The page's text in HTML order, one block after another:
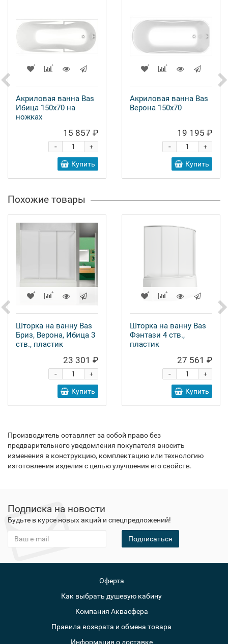
Акриловая ванна Bas
Ибица 150x70 на
ножках
15 857 ₽
+
-
Купить
Акриловая ванна Bas
Верона 150x70
19 195 ₽
+
-
Купить
Похожие товары
Шторка на ванну Bas
Бриз, Верона, Ибица 3
ств., пластик
23 301 ₽
+
-
Купить
Шторка на ванну Bas
Фэнтази 4 ств.,
пластик
27 561 ₽
+
-
Купить
Производитель оставляет за собой право без
предварительного уведомления покупателя вносить
изменения в конструкцию, комплектацию или технологию
изготовления изделия с целью улучшения его свойств.
Подписка на новости
Будьте в курсе новых акций и спецпредложений!
Подписаться
Оферта
Как выбрать душевую кабину
Компания Аквасфера
Правила возврата и обмена товара
Информация о доставке